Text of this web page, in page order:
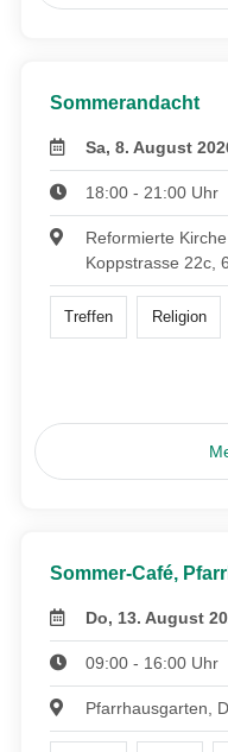
Sommerandacht
Sa, 8. August
18:00 - 21:00 Uhr
Reformierte
Koppstrasse 22c,
Treffen Religion
Sommer-Café,
Do, 13. August
09:00 - 16:00 Uhr
Pfarrhausgarten,